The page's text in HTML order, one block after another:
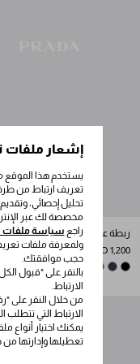
إشعار ملفات
يستخدم هذا الموقع
تعريف ارتباط من
تحليل إحصائي،
مخصصة لك عبر
راجع سياسة ملفات
ولمعرفة ملفات
حجب موافقتك.
بالنقر على "قبول
الارتباط.
من خلال النقر على
الارتباط التي تتطلب
يمكنك اختيار أنواع
تعطيلها وإدارتها من
ربطة عنق من الساتان
AED 1,200
BLACK
NAVY
SMOKY GRAY
BURGUNDY
+1